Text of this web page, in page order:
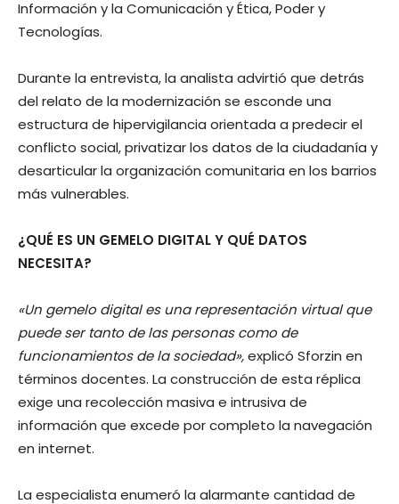
Información y la Comunicación y Ética, Poder y
Tecnologías.
Durante la entrevista, la analista advirtió que detrás
del relato de la modernización se esconde una
estructura de hipervigilancia orientada a predecir el
conflicto social, privatizar los datos de la ciudadanía y
desarticular la organización comunitaria en los barrios
más vulnerables.
¿QUÉ ES UN GEMELO DIGITAL Y QUÉ DATOS
NECESITA?
«Un gemelo digital es una representación virtual que
puede ser tanto de las personas como de
funcionamientos de la sociedad»,explicó Sforzin en
términos docentes. La construcción de esta réplica
exige una recolección masiva e intrusiva de
información que excede por completo la navegación
en internet.
La especialista enumeró la alarmante cantidad de